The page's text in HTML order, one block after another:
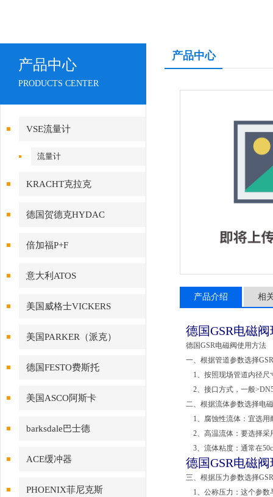
产品中心
PRODUCTS CENTER
VSE流量计
流量计
KRACHT克拉克
德国贺德克HYDAC
倍加福P+F
意大利ATOS
美国威格士VICKERS
美国PARKER（派克）
德国FESTO费斯托
美国ASCO阿斯卡
barksdale巴士德
ACE缓冲器
PHOENIX菲尼克斯
产品中心
产品介绍 相
德国GSR电磁
德国GSR电磁阀使用方法
一、根据管道参数选择
1、按照现场管道内径尺
2、接口方式，一般
二、根据流体参数选择电
1、腐蚀性流体：宜选用
2、高温流体：要选择采
3、流体粘度：通常在
德国GSR电磁
三、根据压力参数选择
1、公称压力：这个参数